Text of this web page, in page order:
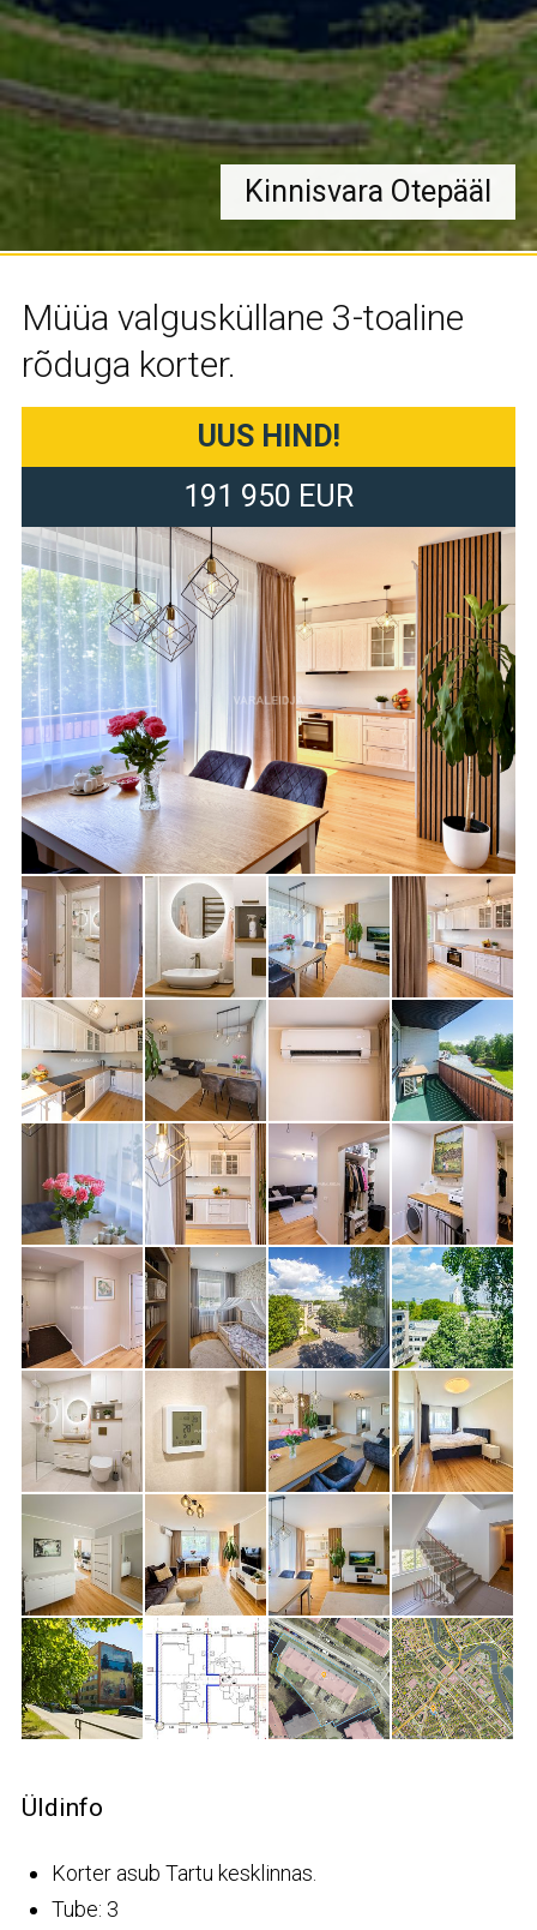
Kinnisvara Otepääl
Müüa valgusküllane 3-toaline
rõduga korter.
UUS HIND!
191 950 EUR
Üldinfo
Korter asub Tartu kesklinnas.
Tube: 3